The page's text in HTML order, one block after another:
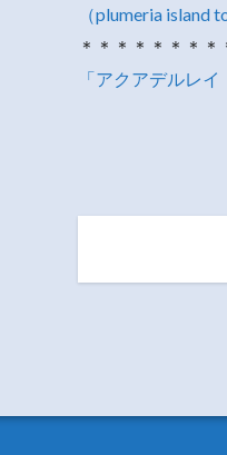
（plumeria island
＊＊＊＊＊＊＊＊
「アクアデルレ